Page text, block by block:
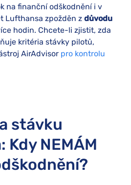
na finanční odškodnění i v
Lufthansa zpožděn z důvodu
hodin. Chcete-li zjistit, zda
kritéria stávky pilotů,
AirAdvisor pro kontrolu
stávku
NEMÁM